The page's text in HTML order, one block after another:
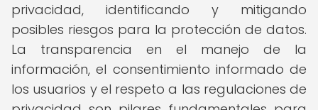
privacidad, identificando y mitigando
posibles riesgos para la protección de datos.
La transparencia en el manejo de la
información, el consentimiento informado de
los usuarios y el respeto a las regulaciones de